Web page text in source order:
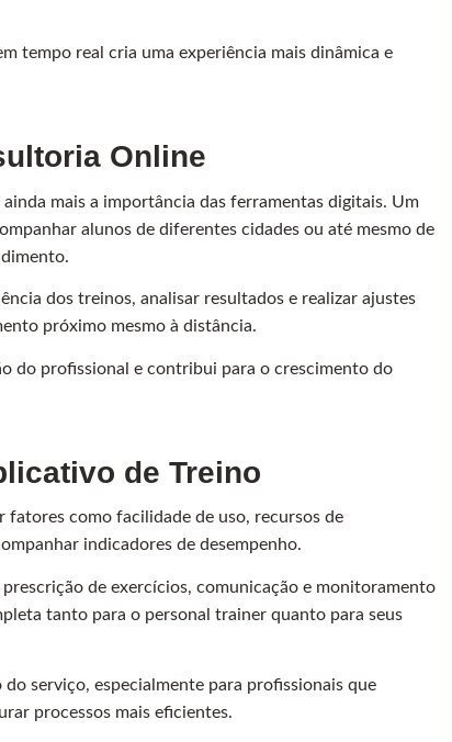
tempo real cria uma experiência mais dinâmica e
Online
mais a importância das ferramentas digitais. Um
alunos de diferentes cidades ou até mesmo de
dos treinos, analisar resultados e realizar ajustes
próximo mesmo à distância.
do profissional e contribui para o crescimento do
de Treino
fatores como facilidade de uso, recursos de
indicadores de desempenho.
de exercícios, comunicação e monitoramento
tanto para o personal trainer quanto para seus
serviço, especialmente para profissionais que
processos mais eficientes.